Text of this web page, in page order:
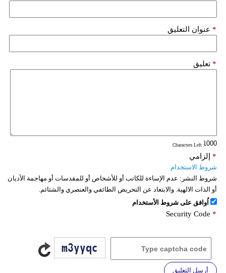
عنوان التعليق *
تعليق *
: Characters Left
إلزامي *
شروط الاستخدام
شروط النشر: عدم الإساءة للكاتب أو للأشخاص أو للمقدسات أو مهاجمة الأديان
أو الذات الالهية. والابتعاد عن التحريض الطائفي والعنصري والشتائم.
اُوافق على شروط الأستخدام
Security Code *
أرسل التعليق